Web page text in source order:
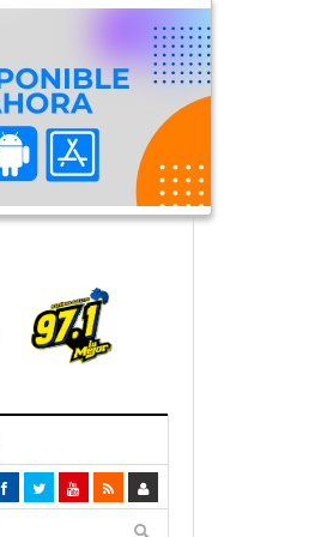
Con Una Contraloría Ciudadana’